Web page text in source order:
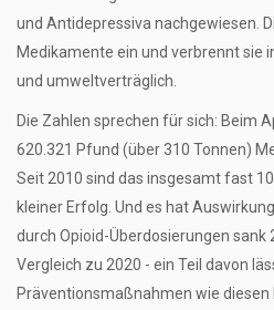
und Antidepressiva nachgewiesen.
Medikamente ein und verbrennt sie
und umweltverträglich.
Die Zahlen sprechen für sich: Beim
620.321 Pfund (über 310 Tonnen)
Seit 2010 sind das insgesamt fast
kleiner Erfolg. Und es hat
durch Opioid-Überdosierungen sank
Vergleich zu 2020 - ein Teil davon
Präventionsmaßnahmen wie diesen